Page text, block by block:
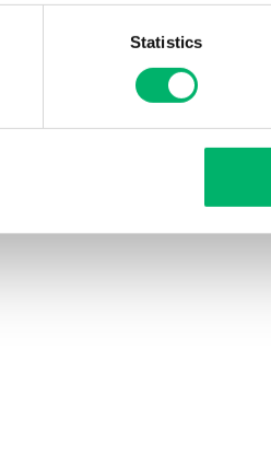
Statistics